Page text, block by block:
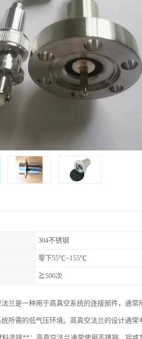
304不锈钢
零下55℃~155℃
≧500次
法兰是一种用于高真空系统的连接部件，通
所需的低气压环境。高真空法兰的设计通常